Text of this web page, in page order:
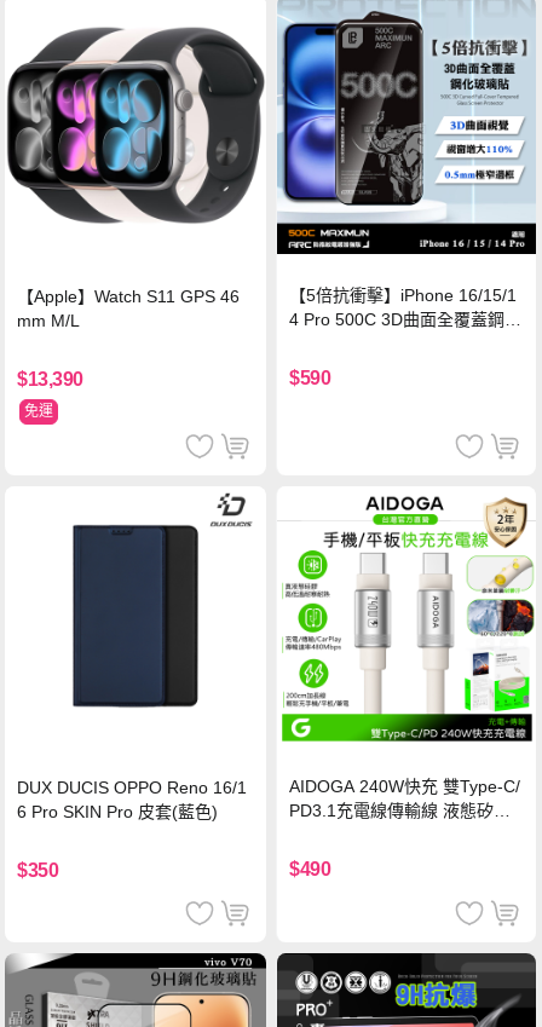
【Apple】Watch S11 GPS 46
mm M/L
$13,390
免運
【5倍抗衝擊】iPhone 16/15/1
4 Pro 500C 3D曲面全覆蓋鋼化
保護貼
$590
DUX DUCIS OPPO Reno 16/1
6 Pro SKIN Pro 皮套(藍色)
$350
AIDOGA 240W快充 雙Type-C/
PD3.1充電線傳輸線 液態矽膠
機/平板/筆電
$490